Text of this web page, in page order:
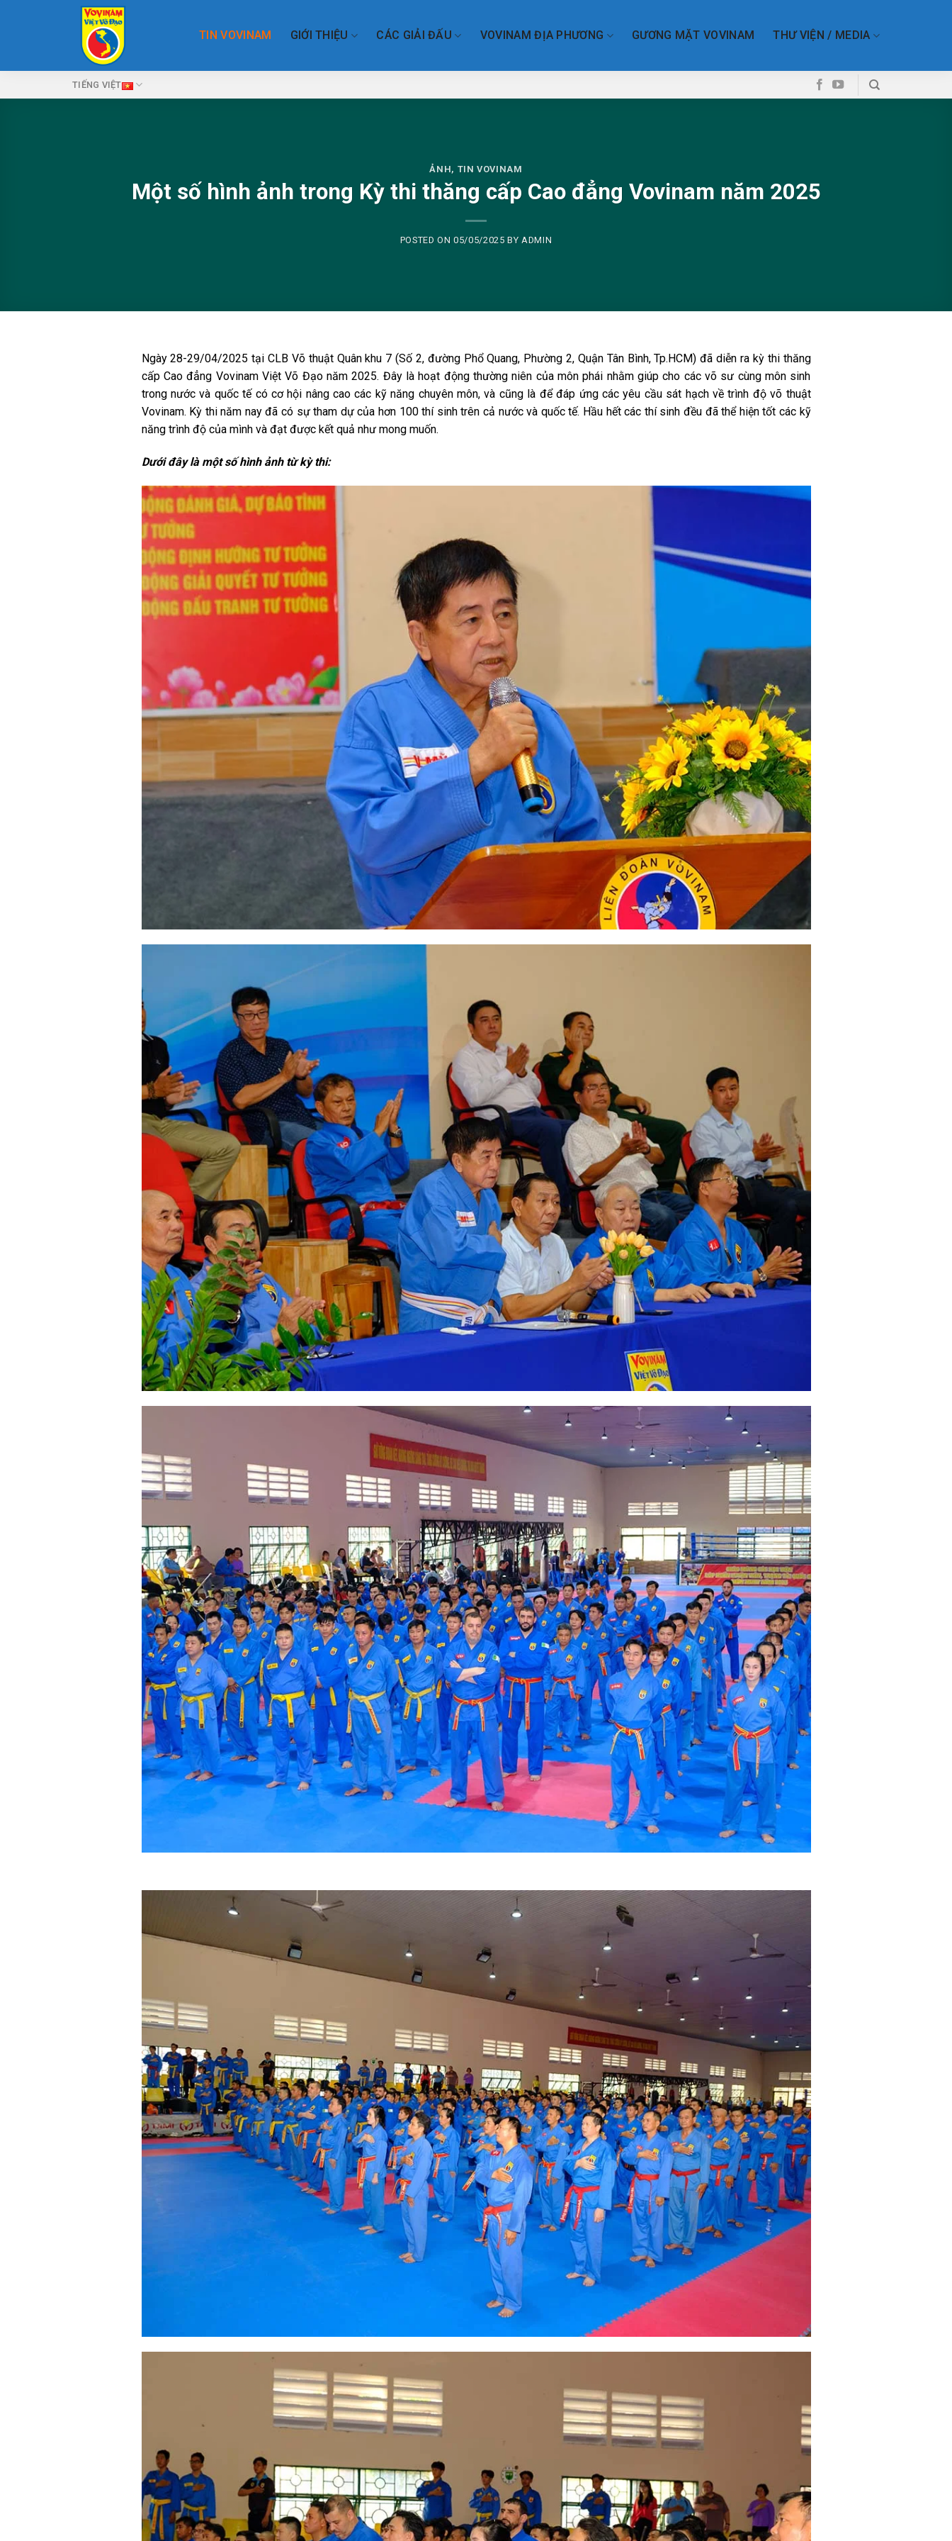
TIN VOVINAM GIỚI THIỆU CÁC GIẢI ĐẤU VOVINAM ĐỊA PHƯƠNG GƯƠNG MẶT VOVINAM THƯ VIỆN / MEDIA
TIẾNG VIỆT
ẢNH, TIN VOVINAM
Một số hình ảnh trong Kỳ thi thăng cấp Cao đẳng Vovinam năm 2025
POSTED ON05/05/2025 BYADMIN
Ngày 28-29/04/2025 tại CLB Võ thuật Quân khu 7 (Số 2, đường Phổ Quang, Phường 2, Quận Tân Bình, Tp.HCM) đã diễn ra kỳ thi thăng
cấp Cao đẳng Vovinam Việt Võ Đạo năm 2025. Đây là hoạt động thường niên của môn phái nhằm giúp cho các võ sư cùng môn sinh
trong nước và quốc tế có cơ hội nâng cao các kỹ năng chuyên môn, và cũng là để đáp ứng các yêu cầu sát hạch về trình độ võ thuật
Vovinam. Kỳ thi năm nay đã có sự tham dự của hơn 100 thí sinh trên cả nước và quốc tế. Hầu hết các thí sinh đều đã thể hiện tốt các kỹ
năng trình độ của mình và đạt được kết quả như mong muốn.
Dưới đây là một số hình ảnh từ kỳ thi: